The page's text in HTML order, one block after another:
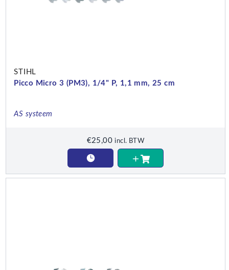
STIHL
Picco Micro 3 (PM3), 1/4" P, 1,1 mm, 25 cm
AS systeem
€25,00 incl. BTW